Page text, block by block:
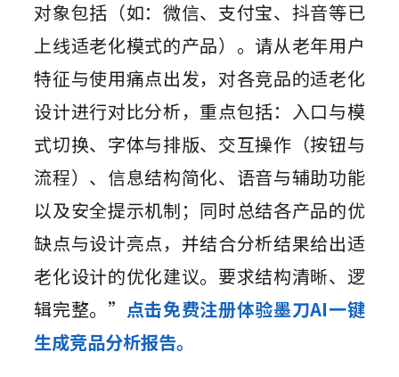
对象包括（如：微信、支付宝、抖音等已
上线适老化模式的产品）。请从老年用户
特征与使用痛点出发，对各竞品的适老化
设计进行对比分析，重点包括：入口与模
式切换、字体与排版、交互操作（按钮与
流程）、信息结构简化、语音与辅助功能
以及安全提示机制；同时总结各产品的优
缺点与设计亮点，并结合分析结果给出适
老化设计的优化建议。要求结构清晰、逻
辑完整。” 点击免费注册体验墨刀AI一键
生成竞品分析报告。